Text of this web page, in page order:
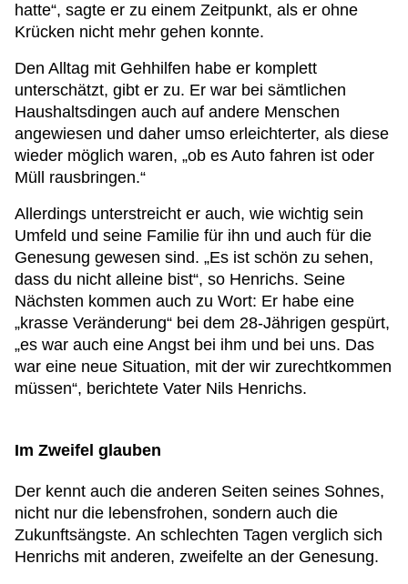
hatte“, sagte er zu einem Zeitpunkt, als er ohne
Krücken nicht mehr gehen konnte.
Den Alltag mit Gehhilfen habe er komplett
unterschätzt, gibt er zu. Er war bei sämtlichen
Haushaltsdingen auch auf andere Menschen
angewiesen und daher umso erleichterter, als diese
wieder möglich waren, „ob es Auto fahren ist oder
Müll rausbringen.“
Allerdings unterstreicht er auch, wie wichtig sein
Umfeld und seine Familie für ihn und auch für die
Genesung gewesen sind. „Es ist schön zu sehen,
dass du nicht alleine bist“, so Henrichs. Seine
Nächsten kommen auch zu Wort: Er habe eine
„krasse Veränderung“ bei dem 28-Jährigen gespürt,
„es war auch eine Angst bei ihm und bei uns. Das
war eine neue Situation, mit der wir zurechtkommen
müssen“, berichtete Vater Nils Henrichs.
Im Zweifel glauben
Der kennt auch die anderen Seiten seines Sohnes,
nicht nur die lebensfrohen, sondern auch die
Zukunftsängste. An schlechten Tagen verglich sich
Henrichs mit anderen, zweifelte an der Genesung.